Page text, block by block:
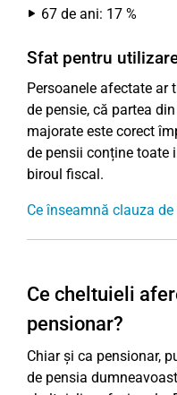
67 de ani: 17 %
Sfat pentru
Persoanele afectate ar
de pensie, că partea
majorate este corect
de pensii conține toate
biroul fiscal.
Ce înseamnă clauza de
Ce cheltuieli
pensionar?
Chiar și ca pensionar,
de pensia